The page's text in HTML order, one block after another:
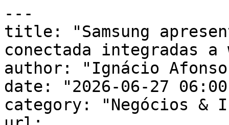
---
title: "Samsung
conectada integradas a
author: "Ignácio
date: "2026-06-27
category: "Negócios &